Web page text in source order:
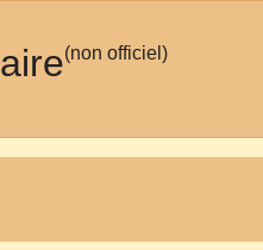
(non officiel)